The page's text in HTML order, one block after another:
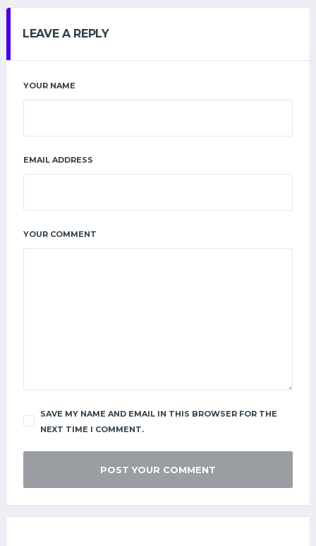
LEAVE A REPLY
YOUR NAME
EMAIL ADDRESS
YOUR COMMENT
SAVE MY NAME AND EMAIL IN THIS BROWSER FOR THE
NEXT TIME I COMMENT.